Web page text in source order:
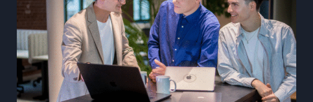
BLASE
PLATZT?